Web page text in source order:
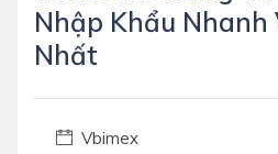
Nhập Khẩu Nhanh
Nhất
Vbimex